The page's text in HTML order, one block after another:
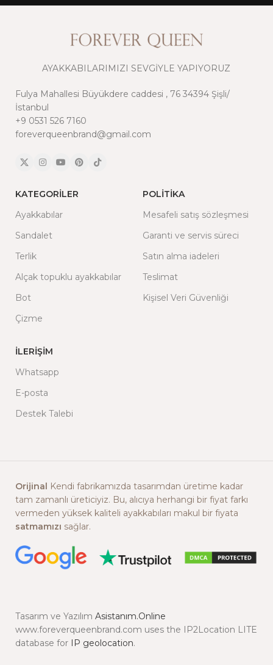
AYAKKABILARIMIZI SEVGİYLE YAPIYORUZ
Fulya Mahallesi Büyükdere caddesi , 76 34394 Şişli/
İstanbul
+9 0531 526 7160
foreverqueenbrand@gmail.com
KATEGORILER
Ayakkabılar
Sandalet
Terlik
Alçak topuklu ayakkabılar
Bot
Çizme
POLITIKA
Mesafeli satış sözleşmesi
Garanti ve servis süreci
Satın alma iadeleri
Teslimat
Kişisel Veri Güvenliği
İLERIŞIM
Whatsapp
E-posta
Destek Talebi
Orijinal Kendi fabrikamızda tasarımdan üretime kadar
tam zamanlı üreticiyiz. Bu, alıcıya herhangi bir fiyat farkı
vermeden yüksek kaliteli ayakkabıları makul bir fiyata
satmamızı sağlar.
Tasarım ve Yazılım Asistanım.Online
www.foreverqueenbrand.com uses the IP2Location LITE
database for IP geolocation.